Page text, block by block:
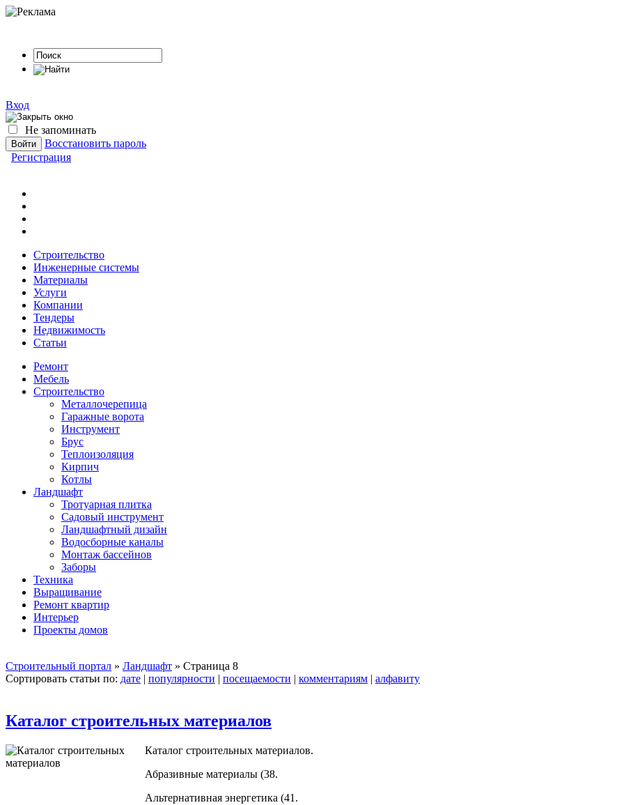
Вход
Не запоминать
Восстановить пароль
Регистрация
Строительство
Инженерные системы
Материалы
Услуги
Компании
Тендеры
Недвижимость
Статьи
Ремонт
Мебель
Строительство
Металлочерепица
Гаражные ворота
Инструмент
Брус
Теплоизоляция
Кирпич
Котлы
Ландшафт
Тротуарная плитка
Садовый инструмент
Ландшафтный дизайн
Водосборные каналы
Монтаж бассейнов
Заборы
Техника
Выращивание
Ремонт квартир
Интерьер
Проекты домов
Строительный портал » Ландшафт » Страница 8
Сортировать статьи по: дате | популярности | посещаемости | комментариям | алфавиту
Каталог строительных материалов
Каталог строительных материалов.
Абразивные материалы (38.
Альтернативная энергетика (41.